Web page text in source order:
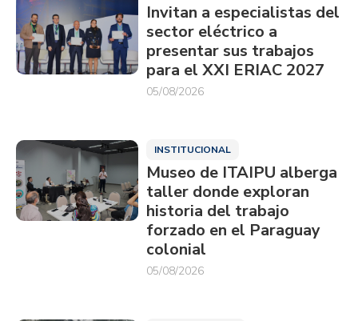
Invitan a especialistas del
sector eléctrico a
presentar sus trabajos
para el XXI ERIAC 2027
05/08/2026
INSTITUCIONAL
Museo de ITAIPU alberga
taller donde exploran
historia del trabajo
forzado en el Paraguay
colonial
05/08/2026